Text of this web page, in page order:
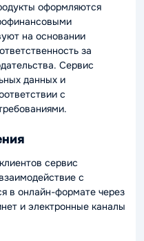
оформляются
на основании
за
Сервис
данных и
с
сервис
с
в онлайн-формате через
и электронные каналы